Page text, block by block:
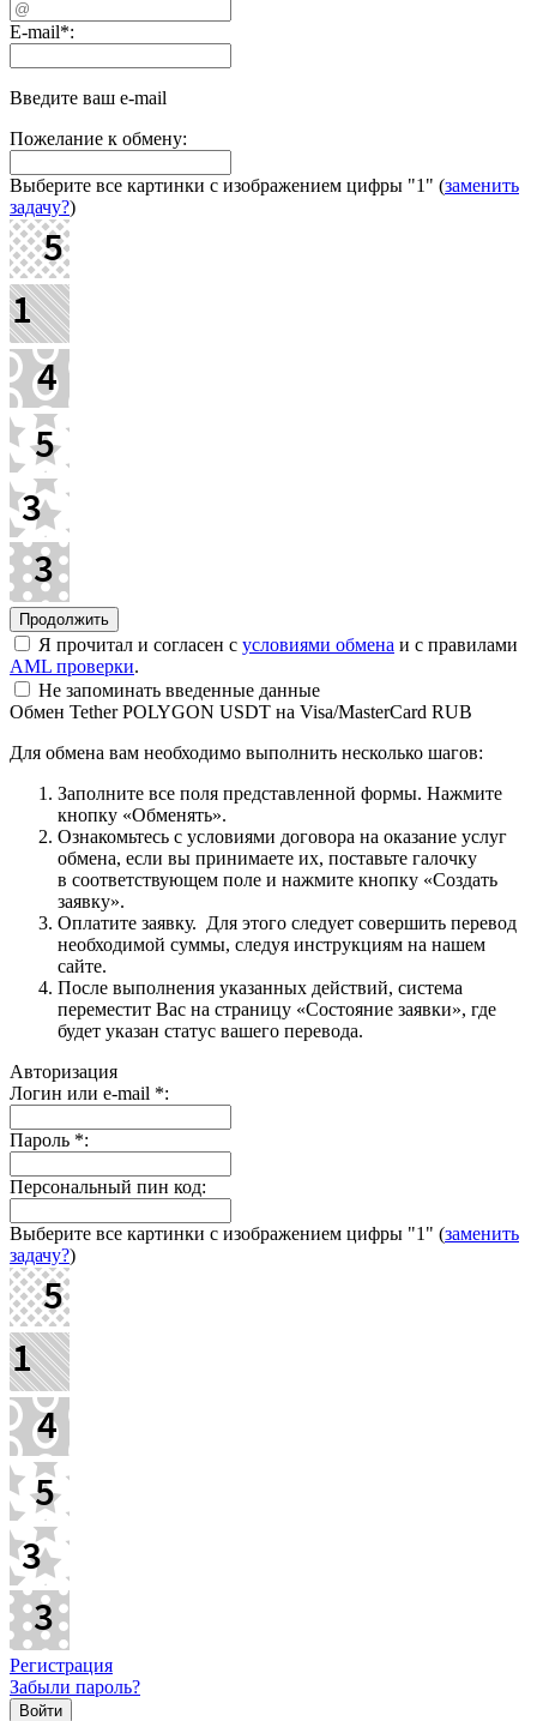
E-mail*:
Введите ваш e-mail
Пожелание к обмену:
Выберите все картинки с изображением цифры "1" (заменить
задачу?)
Я прочитал и согласен с условиями обмена и с правилами
AML проверки.
Не запоминать введенные данные
Обмен Tether POLYGON USDT на Visa/MasterCard RUB
Для обмена вам необходимо выполнить несколько шагов:
Заполните все поля представленной формы. Нажмите
кнопку «Обменять».
Ознакомьтесь с условиями договора на оказание услуг
обмена, если вы принимаете их, поставьте галочку
в соответствующем поле и нажмите кнопку «Создать
заявку».
Оплатите заявку. Для этого следует совершить перевод
необходимой суммы, следуя инструкциям на нашем
сайте.
После выполнения указанных действий, система
переместит Вас на страницу «Состояние заявки», где
будет указан статус вашего перевода.
Авторизация
Логин или e-mail *:
Пароль *:
Персональный пин код:
Выберите все картинки с изображением цифры "1" (заменить
задачу?)
Регистрация
Забыли пароль?